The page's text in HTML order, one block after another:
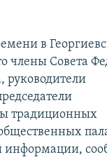
в
члены Совета
руководители
традиционных
информации,